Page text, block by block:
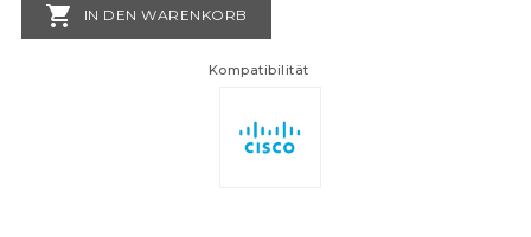
 IN DEN WARENKORB
Kompatibilität